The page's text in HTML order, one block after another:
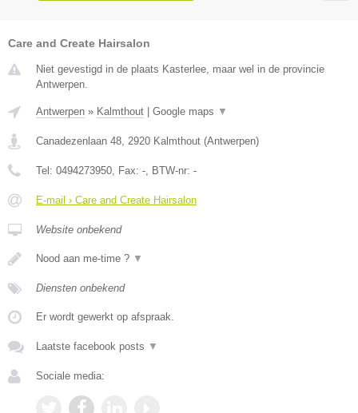
Care and Create Hairsalon
Niet gevestigd in de plaats Kasterlee, maar wel in de provincie
Antwerpen.
Antwerpen » Kalmthout Google maps ▼
Canadezenlaan 48 2920 Kalmthout (Antwerpen)
Tel: 0494273950 , Fax: - , BTW-nr: -
E-mail › Care and Create Hairsalon
Website onbekend
Nood aan me-time ? ▼
Diensten onbekend
Er wordt gewerkt op afspraak.
Laatste facebook posts ▼
Sociale media: